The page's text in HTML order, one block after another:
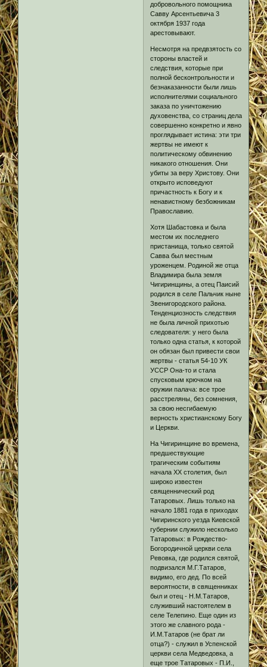
добровольного помощника
Савву Арсентьевича 3
октября 1937 года
арестовывают.
Несмотря на предвзятость со
стороны властей и
следствия, которые при
полной бесконтрольности и
безнаказанности были лишь
исполнителями социального
заказа по уничтожению
духовенства, со страниц дела
совершенно конкретно и явно
проглядывает истина: эти три
жертвы не имеют к
политическому обвинению
никакого отношения. Они
убиты за веру Христову. Они
открыто исповедуют
причастность к Богу и к
ненавистному безбожникам
Православию.
Хотя Шабастовка и была
местом их последнего
пристанища, только святой
Савва был местным
уроженцем. Родиной же отца
Владимира была земля
Чигиринщины, а отец Паисий
родился в селе Пальчик ныне
Звенигородского района.
Тенденциозность следствия
не была личной прихотью
следователя: у него была
только одна статья, к которой
он обязан был привести свои
жертвы - статья 54-10 УК
УССР Она-то и стала
спусковым крючком на
оружии палача: все трое
расстреляны, без сомнения,
за свою несгибаемую
верность христианскому Богу
и Церкви.
На Чигиринщине во времена,
предшествующие
трагическим событиям
начала XX столетия, был
широко известен
священнический род
Татаровых. Лишь только на
начало 1881 года в приходах
Чигиринского уезда Киевской
губернии служило несколько
Татаровых: в Рождество-
Богородичной церкви села
Ревовка, где родился святой,
подвизался М.Г.Татаров,
видимо, его дед. По всей
вероятности, в священниках
был и отец - Н.М.Татаров,
служивший настоятелем в
селе Телепино. Еще один из
этого же славного рода -
И.М.Татаров (не брат ли
отца?) - служил в Успенской
церкви села Медведовка, а
еще трое Татаровых - П.И.,